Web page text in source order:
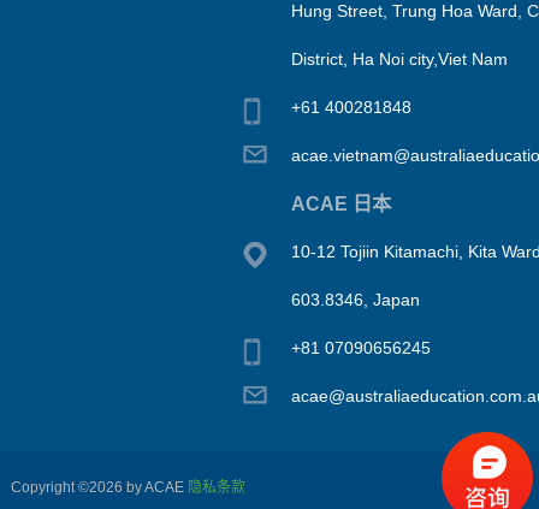
Hung Street, Trung Hoa Ward,
District, Ha Noi city,Viet Nam
+61 400281848
ACAE 日本
10-12 Tojiin Kitamachi, Kita
603.8346, Japan
+81 07090656245
Copyright ©2026 by ACAE 隐私条款